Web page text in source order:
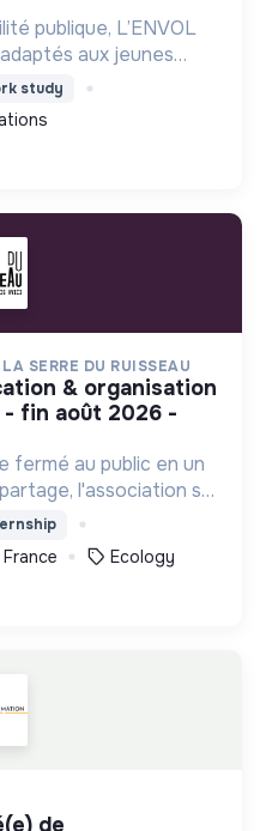
publique, L’ENVOL
aux jeunes
famille.
study
SERRE DU RUISSEAU
fin août 2026 -
fermé au public en un
l'association se
urbaine pour
et résilient.
Ecology